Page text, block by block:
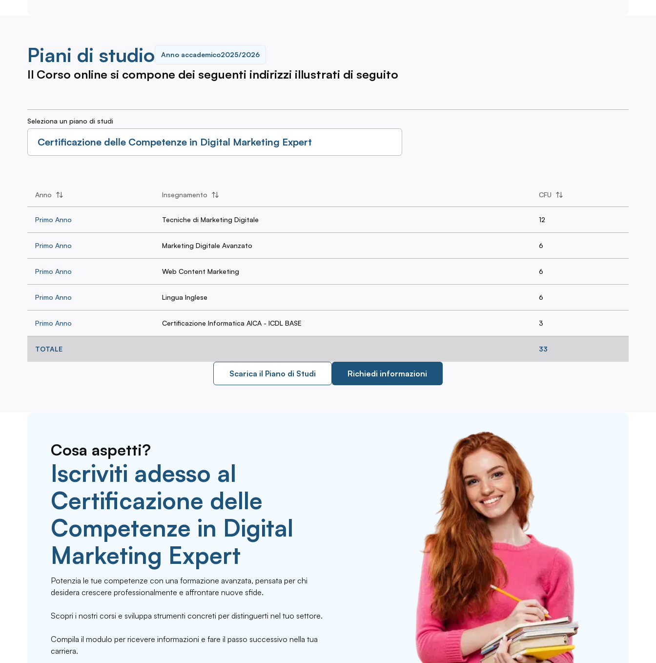
Piani di studio Anno accademico2025/2026
Il Corso online si compone dei seguenti indirizzi illustrati di seguito
Seleziona un piano di studi
Certificazione delle Competenze in Digital Marketing Expert
Anno Insegnamento CFU
Primo Anno Tecniche di Marketing Digitale 12
Primo Anno Marketing Digitale Avanzato 6
Primo Anno Web Content Marketing 6
Primo Anno Lingua Inglese 6
Primo Anno Certificazione Informatica AICA - ICDL BASE 3
TOTALE 33
Scarica il Piano di Studi Richiedi informazioni
Cosa aspetti?
Iscriviti adesso al
Certificazione delle
Competenze in Digital
Marketing Expert
Potenzia le tue competenze con una formazione avanzata, pensata per chi
desidera crescere professionalmente e affrontare nuove sfide.
Scopri i nostri corsi e sviluppa strumenti concreti per distinguerti nel tuo settore.
Compila il modulo per ricevere informazioni e fare il passo successivo nella tua
carriera.